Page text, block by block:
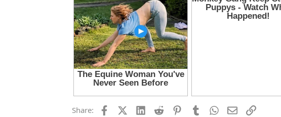
Share: FacebookX (Twitter)
LinkedInReddit PinterestTumblrWhatsApp
EmailLink